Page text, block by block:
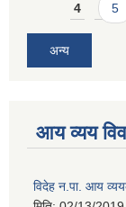
4 5
अन्य
आय व्यय
विदेह न.पा. आय